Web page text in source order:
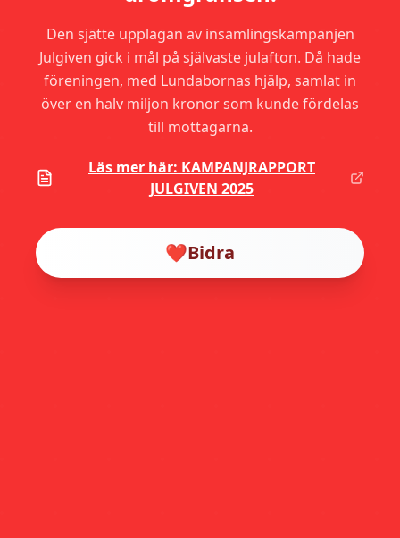
Den sjätte upplagan av insamlingskampanjen
Julgiven gick i mål på självaste julafton. Då hade
föreningen, med Lundabornas hjälp, samlat in
över en halv miljon kronor som kunde fördelas
till mottagarna.
Läs mer här: KAMPANJRAPPORT
JULGIVEN 2025
❤️Bidra